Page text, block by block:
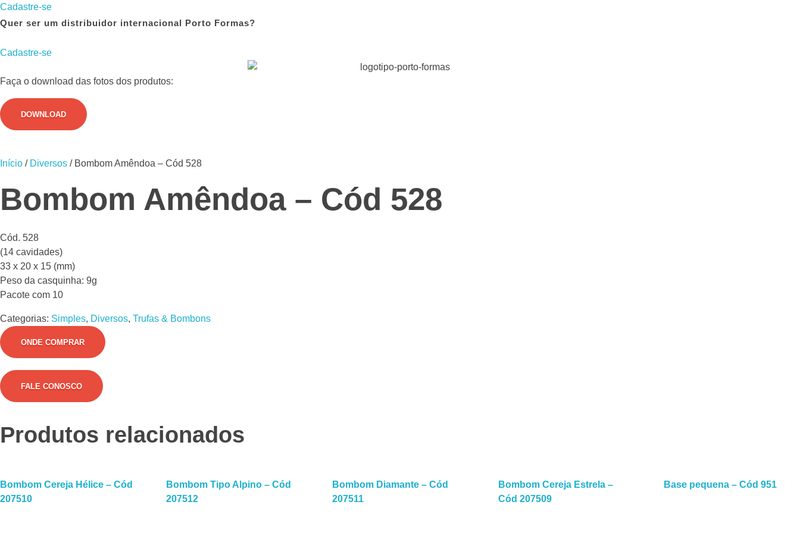
Cadastre-se
Quer ser um distribuidor internacional Porto Formas?
Cadastre-se
Faça o download das fotos dos produtos:
DOWNLOAD
Início / Diversos / Bombom Amêndoa – Cód 528
Bombom Amêndoa – Cód 528
Cód. 528
(14 cavidades)
33 x 20 x 15 (mm)
Peso da casquinha: 9g
Pacote com 10
Categorias: Simples, Diversos, Trufas & Bombons
ONDE COMPRAR
FALE CONOSCO
Produtos relacionados
Bombom Cereja Hélice – Cód
207510
Bombom Tipo Alpino – Cód
207512
Leia Mais
Bombom Diamante – Cód
207511
Leia Mais
Bombom Cereja Estrela –
Cód 207509
Leia Mais
Base pequena – Cód 951